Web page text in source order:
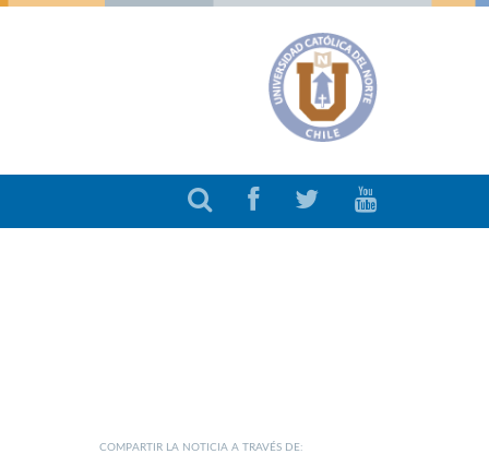
COMPARTIR LA NOTICIA A TRAVÉS DE: